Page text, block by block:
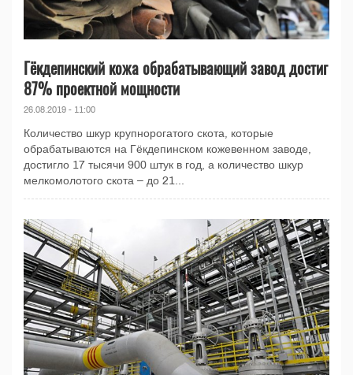
Гёкдепинский кожа обрабатывающий завод достиг
87% проектной мощности
26.08.2019 - 11:00
Количество шкур крупнорогатого скота, которые
обрабатываются на Гёкдепинском кожевенном заводе,
достигло 17 тысячи 900 штук в год, а количество шкур
мелкомолотого скота – до 21...